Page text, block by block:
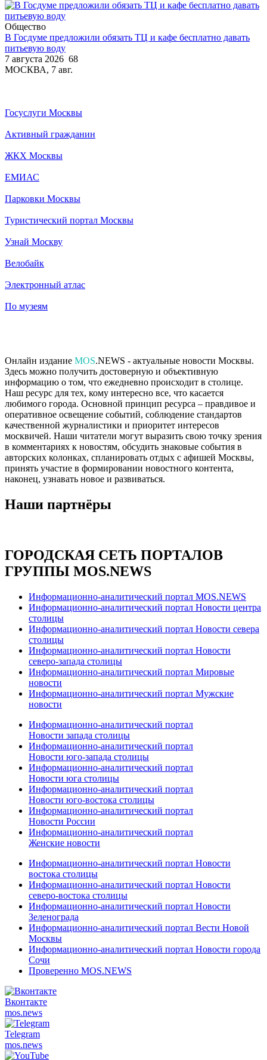
Общество
В Госдуме предложили обязать ТЦ и кафе бесплатно давать
питьевую воду
7 августа 2026 68
МОСКВА, 7 авг.
Госуслуги Москвы
Активный гражданин
ЖКХ Москвы
ЕМИАС
Парковки Москвы
Туристический портал Москвы
Узнай Москву
Велобайк
Электронный атлас
По музеям
Онлайн издание MOS.NEWS - актуальные новости Москвы.
Здесь можно получить достоверную и объективную
информацию о том, что ежедневно происходит в столице.
Наш ресурс для тех, кому интересно все, что касается
любимого города. Основной принцип ресурса – правдивое и
оперативное освещение событий, соблюдение стандартов
качественной журналистики и приоритет интересов
москвичей. Наши читатели могут выразить свою точку зрения
в комментариях к новостям, обсудить знаковые события в
авторских колонках, спланировать отдых с афишей Москвы,
принять участие в формировании новостного контента,
наконец, узнавать новое и развиваться.
Наши партнёры
ГОРОДСКАЯ СЕТЬ ПОРТАЛОВ
ГРУППЫ MOS.NEWS
Информационно-аналитический портал MOS.NEWS
Информационно-аналитический портал Новости центра
столицы
Информационно-аналитический портал Новости севера
столицы
Информационно-аналитический портал Новости
северо-запада столицы
Информационно-аналитический портал Мировые
новости
Информационно-аналитический портал Мужские
новости
Информационно-аналитический портал
Новости запада столицы
Информационно-аналитический портал
Новости юго-запада столицы
Информационно-аналитический портал
Новости юга столицы
Информационно-аналитический портал
Новости юго-востока столицы
Информационно-аналитический портал
Новости России
Информационно-аналитический портал
Женские новости
Информационно-аналитический портал Новости
востока столицы
Информационно-аналитический портал Новости
северо-востока столицы
Информационно-аналитический портал Новости
Зеленограда
Информационно-аналитический портал Вести Новой
Москвы
Информационно-аналитический портал Новости города
Сочи
Проверенно MOS.NEWS
Вконтакте
mos.news
Telegram
mos.news